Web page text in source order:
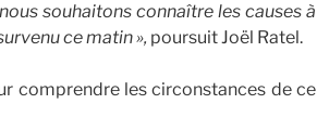
souhaitons connaître les causes à
ce matin », poursuit Joël Ratel.
comprendre les circonstances de ce